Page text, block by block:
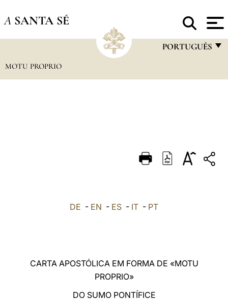
A SANTA SÉ
PORTUGUÊS
DEUTSCH
MOTU PROPRIO
DE - EN - ES - IT - PT
CARTA APOSTÓLICA EM FORMA DE «MOTU
PROPRIO»
DO SUMO PONTÍFICE